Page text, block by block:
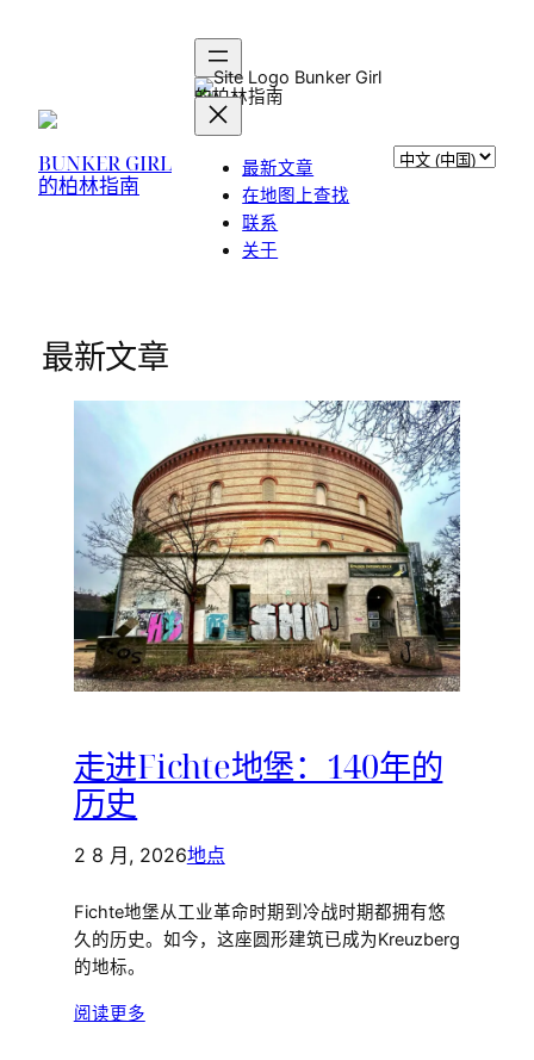
BUNKER GIRL
的柏林指南
Bunker Girl
的柏林指南
最新文章
在地图上查找
联系
关于
选
最新文章
走进Fichte地堡：140年的
历史
2 8 月, 2026地点
Fichte地堡从工业革命时期到冷战时期都拥有悠
久的历史。如今，这座圆形建筑已成为Kreuzberg
的地标。
阅读更多